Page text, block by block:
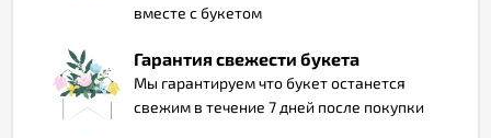
вместе с букетом
Гарантия свежести букета
Мы гарантируем что букет останется
свежим в течение 7 дней после покупки